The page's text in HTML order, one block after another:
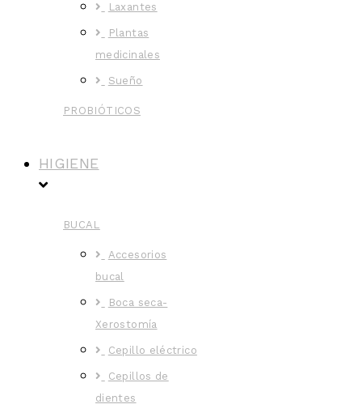
Laxantes
Plantas
medicinales
Sueño
PROBIÓTICOS
HIGIENE
BUCAL
Accesorios
bucal
Boca seca-
Xerostomía
Cepillo eléctrico
Cepillos de
dientes